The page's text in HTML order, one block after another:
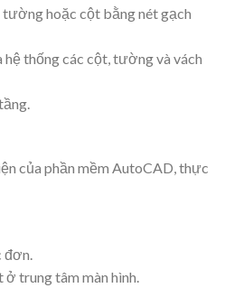
hoặc cột bằng nét gạch
hệ thống các cột, tường và vách
của phần mềm AutoCAD, thực
đơn.
ở trung tâm màn hình.